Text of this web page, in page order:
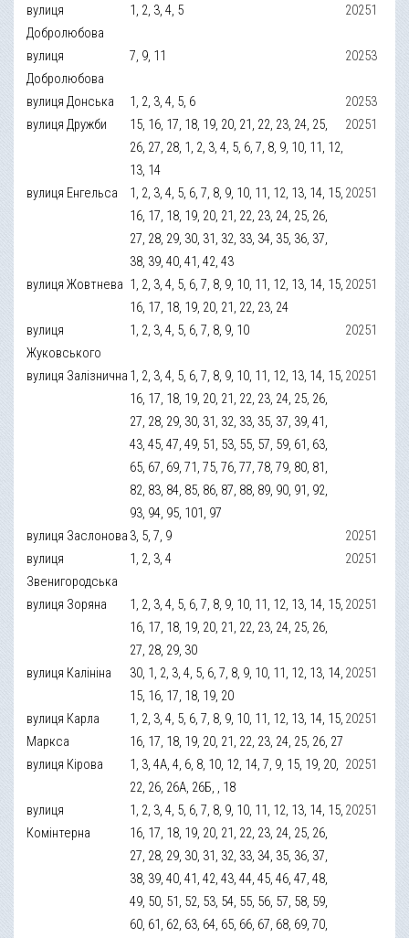
вулиця
Добролюбова
1, 2, 3, 4, 5 20251
вулиця
Добролюбова
7, 9, 11 20253
вулиця Донська 1, 2, 3, 4, 5, 6
20253
вулиця Дружби
15, 16, 17, 18, 19, 20, 21, 22, 23, 24, 25,
26, 27, 28, 1, 2, 3, 4, 5, 6, 7, 8, 9, 10, 11, 12,
13, 14
20251
вулиця Енгельса
1, 2, 3, 4, 5, 6, 7, 8, 9, 10, 11, 12, 13, 14, 15,
16, 17, 18, 19, 20, 21, 22, 23, 24, 25, 26,
27, 28, 29, 30, 31, 32, 33, 34, 35, 36, 37,
38, 39, 40, 41, 42, 43
20251
вулиця Жовтнева 1, 2, 3, 4, 5, 6, 7, 8, 9, 10, 11, 12, 13, 14, 15,
16, 17, 18, 19, 20, 21, 22, 23, 24
20251
вулиця
Жуковського
1, 2, 3, 4, 5, 6, 7, 8, 9, 10 20251
вулиця Залізнична 1, 2, 3, 4, 5, 6, 7, 8, 9, 10, 11, 12, 13, 14, 15,
16, 17, 18, 19, 20, 21, 22, 23, 24, 25, 26,
27, 28, 29, 30, 31, 32, 33, 35, 37, 39, 41,
43, 45, 47, 49, 51, 53, 55, 57, 59, 61, 63,
65, 67, 69, 71, 75, 76, 77, 78, 79, 80, 81,
82, 83, 84, 85, 86, 87, 88, 89, 90, 91, 92,
93, 94, 95, 101, 97
20251
вулиця Заслонова 3, 5, 7, 9
20251
вулиця
Звенигородська
1, 2, 3, 4 20251
вулиця Зоряна
1, 2, 3, 4, 5, 6, 7, 8, 9, 10, 11, 12, 13, 14, 15,
16, 17, 18, 19, 20, 21, 22, 23, 24, 25, 26,
27, 28, 29, 30
20251
вулиця Калініна
30, 1, 2, 3, 4, 5, 6, 7, 8, 9, 10, 11, 12, 13, 14,
15, 16, 17, 18, 19, 20
20251
вулиця Карла
Маркса
1, 2, 3, 4, 5, 6, 7, 8, 9, 10, 11, 12, 13, 14, 15,
16, 17, 18, 19, 20, 21, 22, 23, 24, 25, 26, 27
20251
вулиця Кірова
1, 3, 4А, 4, 6, 8, 10, 12, 14, 7, 9, 15, 19, 20,
22, 26, 26А, 26Б, , 18
20251
вулиця
Комінтерна
1, 2, 3, 4, 5, 6, 7, 8, 9, 10, 11, 12, 13, 14, 15,
16, 17, 18, 19, 20, 21, 22, 23, 24, 25, 26,
27, 28, 29, 30, 31, 32, 33, 34, 35, 36, 37,
38, 39, 40, 41, 42, 43, 44, 45, 46, 47, 48,
49, 50, 51, 52, 53, 54, 55, 56, 57, 58, 59,
60, 61, 62, 63, 64, 65, 66, 67, 68, 69, 70,
20251